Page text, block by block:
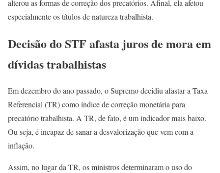
alterou as formas de correção dos precatórios. Afinal, ela afetou
especialmente os títulos de natureza trabalhista.
Decisão do STF afasta juros de mora em
dívidas trabalhistas
Em dezembro do ano passado, o Supremo decidiu afastar a Taxa
Referencial (TR) como índice de correção monetária para
precatório trabalhista. A TR, de fato, é um indicador mais baixo.
Ou seja, é incapaz de sanar a desvalorização que vem com a
inflação.
Assim, no lugar da TR, os ministros determinaram o uso do